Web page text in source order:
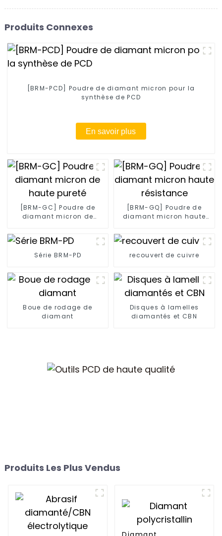
Produits Connexes
[BRM-PCD] Poudre de diamant micron pour la
synthèse de PCD
En savoir plus
[BRM-GC] Poudre de
diamant micron de
[BRM-GQ] Poudre de
diamant micron haute
Série BRM-PD recouvert de cuivre
Boue de rodage de
diamant
Disques à lamelles
diamantés et CBN
Produits Les Plus Vendus